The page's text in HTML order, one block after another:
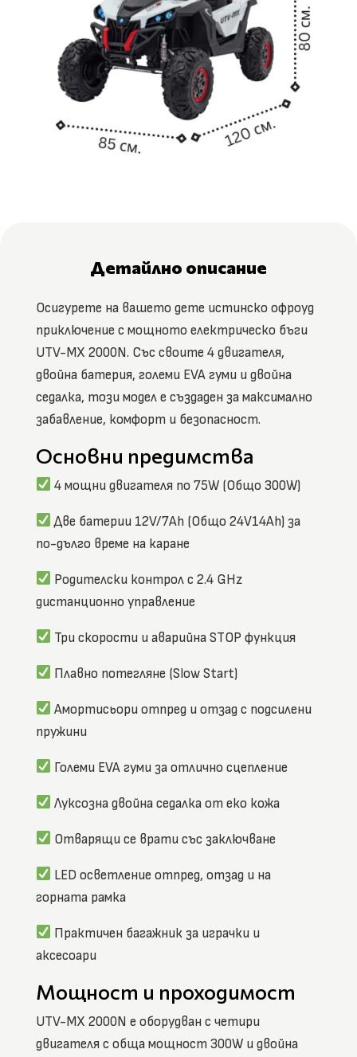
Детайлно описание
Осигурете на вашето дете истинско офроуд
приключение с мощното електрическо бъги
UTV-MX 2000N. Със своите 4 двигателя,
двойна батерия, големи EVA гуми и двойна
седалка, този модел е създаден за максимално
забавление, комфорт и безопасност.
Основни предимства
4 мощни двигателя по 75W (Общо 300W)
Две батерии 12V/7Ah (Общо 24V14Ah) за
по-дълго време на каране
Родителски контрол с 2.4 GHz
дистанционно управление
Три скорости и аварийна STOP функция
Плавно потегляне (Slow Start)
Амортисьори отпред и отзад с подсилени
пружини
Големи EVA гуми за отлично сцепление
Луксозна двойна седалка от еко кожа
Отварящи се врати със заключване
LED осветление отпред, отзад и на
горната рамка
Практичен багажник за играчки и
аксесоари
Мощност и проходимост
UTV-MX 2000N е оборудван с четири
двигателя с обща мощност 300W и двойна